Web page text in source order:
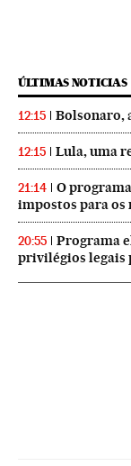
ÚLTIMAS NOTICIAS
12:15 Bolsonaro,
12:15 Lula, uma
21:14
O
impostos para os
20:55
Programa
privilégios legais